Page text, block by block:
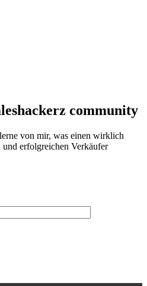
community
von mir, was einen wirklich
und erfolgreichen Verkäufer